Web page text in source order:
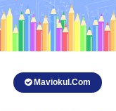
Maviokul.Com